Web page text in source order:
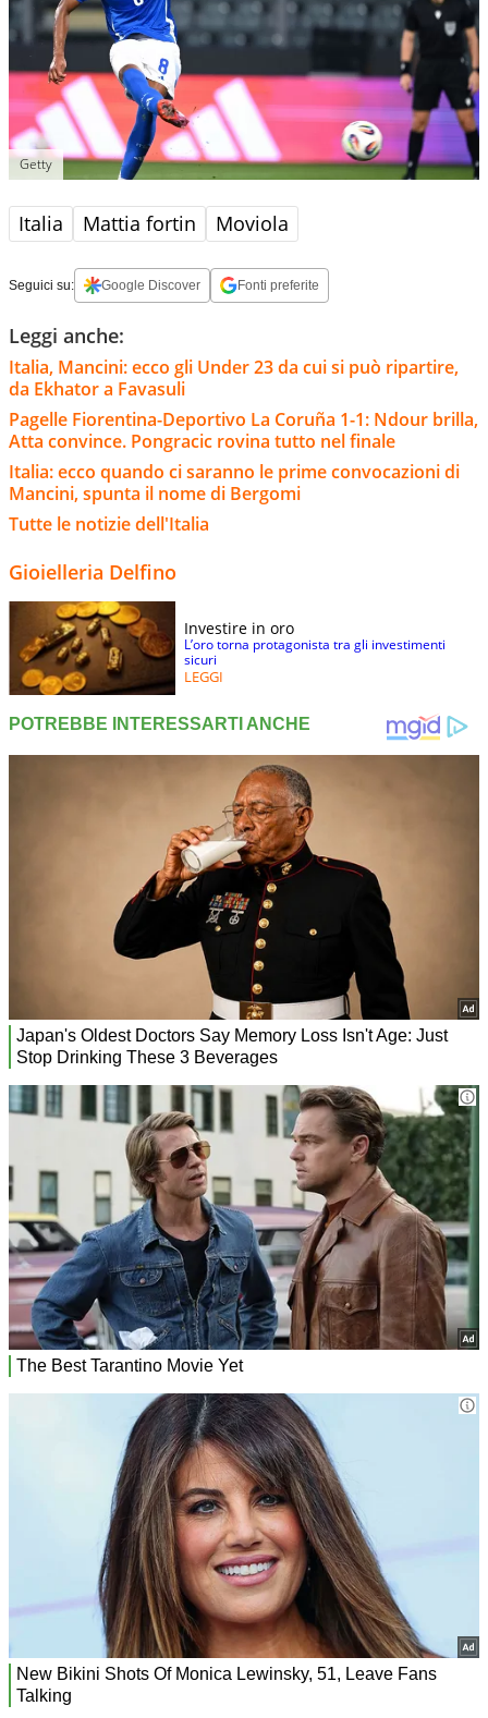
Getty
Italia Mattia fortin Moviola
Seguici su: Google Discover Fonti preferite
Leggi anche:
Italia, Mancini: ecco gli Under 23 da cui si può ripartire,
da Ekhator a Favasuli
Pagelle Fiorentina-Deportivo La Coruña 1-1: Ndour brilla,
Atta convince. Pongracic rovina tutto nel finale
Italia: ecco quando ci saranno le prime convocazioni di
Mancini, spunta il nome di Bergomi
Tutte le notizie dell'Italia
Gioielleria Delfino
Investire in oro
L’oro torna protagonista tra gli investimenti
sicuri
LEGGI